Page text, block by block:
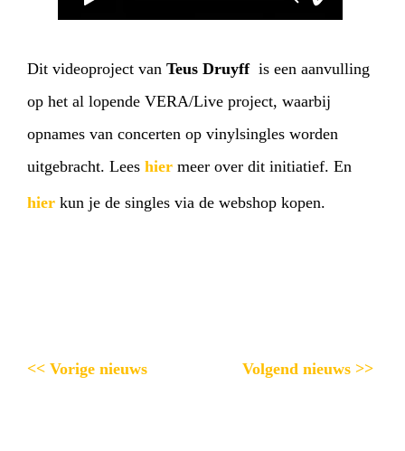
Dit videoproject van Teus Druyffis een aanvulling
op het al lopende VERA/Live project, waarbij
opnames van concerten op vinylsingles worden
uitgebracht. Lees hier meer over dit initiatief. En
hier kun je de singles via de webshop kopen.
<< Vorige nieuws Volgend nieuws >>